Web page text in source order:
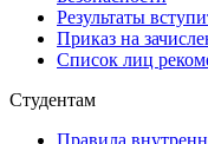
Результаты
Приказ на
Список лиц
Студентам
Правила